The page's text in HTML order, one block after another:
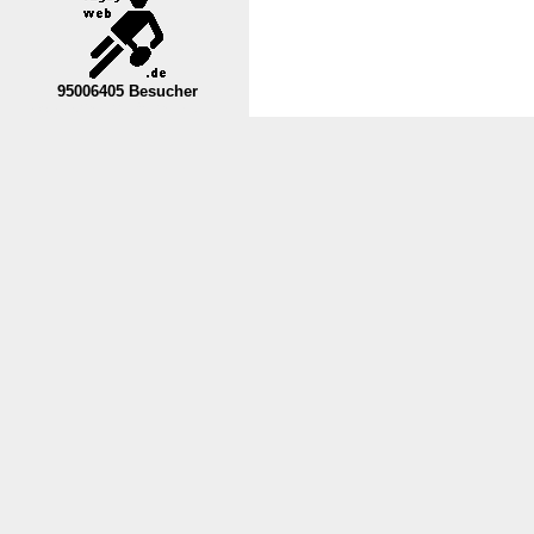
95006405 Besucher